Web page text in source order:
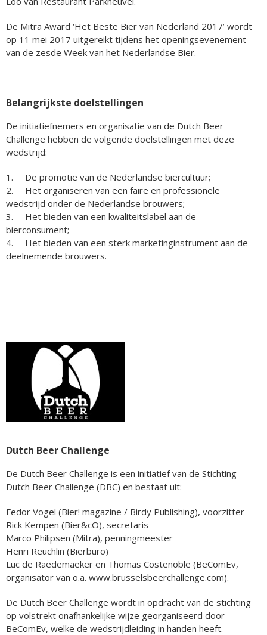
De Mitra Award ‘Het Beste Bier van Nederland 2017’ wordt
op 11 mei 2017 uitgereikt tijdens het openingsevenement
van de zesde Week van het Nederlandse Bier.
Belangrijkste doelstellingen
De initiatiefnemers en organisatie van de Dutch Beer
Challenge hebben de volgende doelstellingen met deze
wedstrijd:
1. De promotie van de Nederlandse biercultuur;
2. Het organiseren van een faire en professionele
wedstrijd onder de Nederlandse brouwers;
3. Het bieden van een kwaliteitslabel aan de
bierconsument;
4. Het bieden van een sterk marketinginstrument aan de
deelnemende brouwers.
Dutch Beer Challenge
De Dutch Beer Challenge is een initiatief van de Stichting
Dutch Beer Challenge (DBC) en bestaat uit:
Fedor Vogel (Bier! magazine / Birdy Publishing), voorzitter
Rick Kempen (Bier&cO), secretaris
Marco Philipsen (Mitra), penningmeester
Henri Reuchlin (Bierburo)
Luc de Raedemaeker en Thomas Costenoble (BeComEv,
organisator van o.a. www.brusselsbeerchallenge.com).
De Dutch Beer Challenge wordt in opdracht van de stichting
op volstrekt onafhankelijke wijze georganiseerd door
BeComEv, welke de wedstrijdleiding in handen heeft.